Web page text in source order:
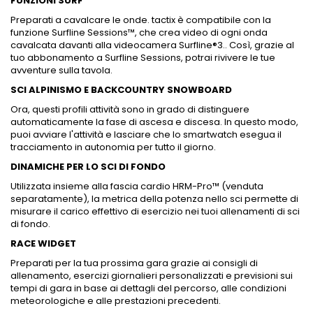
Preparati a cavalcare le onde. tactix è compatibile con la
funzione Surfline Sessions™, che crea video di ogni onda
cavalcata davanti alla videocamera Surfline®3.. Così, grazie al
tuo abbonamento a Surfline Sessions, potrai rivivere le tue
avventure sulla tavola.
SCI ALPINISMO E BACKCOUNTRY SNOWBOARD
Ora, questi profili attività sono in grado di distinguere
automaticamente la fase di ascesa e discesa. In questo modo,
puoi avviare l'attività e lasciare che lo smartwatch esegua il
tracciamento in autonomia per tutto il giorno.
DINAMICHE PER LO SCI DI FONDO
Utilizzata insieme alla fascia cardio HRM-Pro™ (venduta
separatamente), la metrica della potenza nello sci permette di
misurare il carico effettivo di esercizio nei tuoi allenamenti di sci
di fondo.
RACE WIDGET
Preparati per la tua prossima gara grazie ai consigli di
allenamento, esercizi giornalieri personalizzati e previsioni sui
tempi di gara in base ai dettagli del percorso, alle condizioni
meteorologiche e alle prestazioni precedenti.